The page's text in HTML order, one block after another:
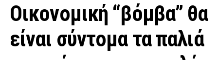
Οικονομική “βόμβα” θα
είναι σύντομα τα παλιά